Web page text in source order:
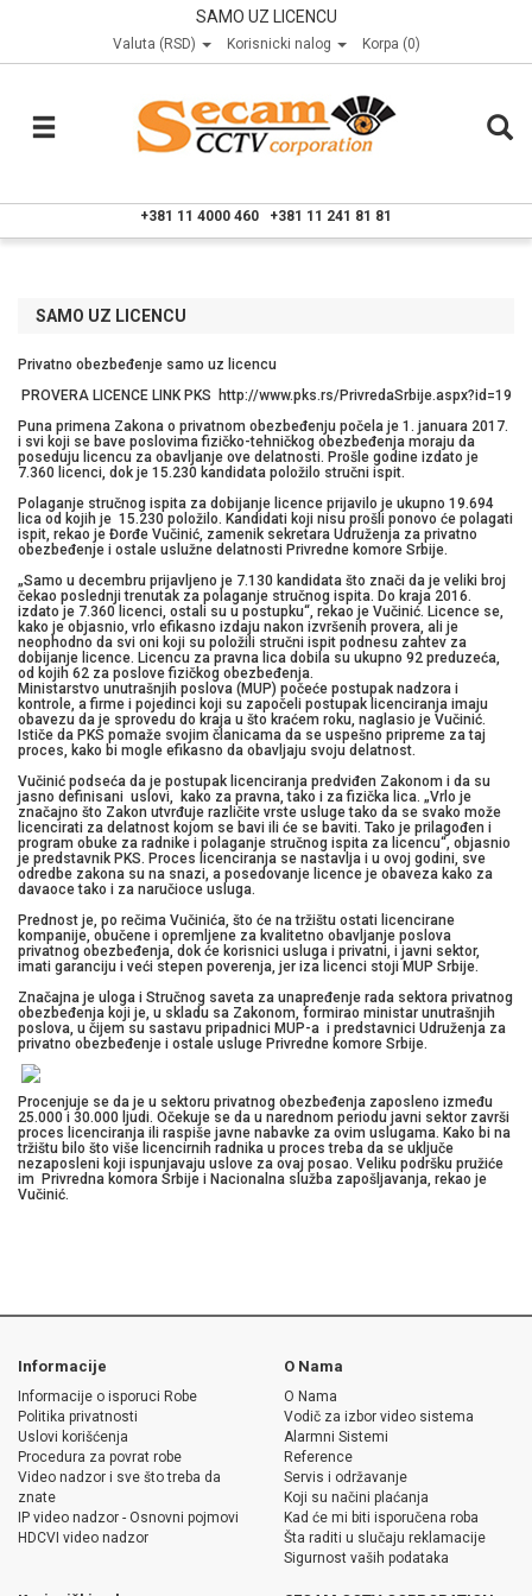
SAMO UZ LICENCU
Valuta (RSD) Korisnicki nalog Korpa (0)
+381 11 4000 460 +381 11 241 81 81
SAMO UZ LICENCU
Privatno obezbeđenje samo uz licencu
PROVERA LICENCE LINK PKS
http://www.pks.rs/PrivredaSrbije.aspx?id=19
Puna primena Zakona o privatnom obezbeđenju počela je 1. januara 2017.
i svi koji se bave poslovima fizičko-tehničkog obezbeđenja moraju da
poseduju licencu za obavljanje ove delatnosti. Prošle godine izdato je
7.360 licenci, dok je 15.230 kandidata položilo stručni ispit.
Polaganje stručnog ispita za dobijanje licence prijavilo je ukupno 19.694
lica od kojih je 15.230 položilo. Kandidati koji nisu prošli ponovo će polagati
ispit, rekao je Đorđe Vučinić, zamenik sekretara Udruženja za privatno
obezbeđenje i ostale uslužne delatnosti Privredne komore Srbije.
„Samo u decembru prijavljeno je 7.130 kandidata što znači da je veliki broj
čekao poslednji trenutak za polaganje stručnog ispita. Do kraja 2016.
izdato je 7.360 licenci, ostali su u postupku“, rekao je Vučinić. Licence se,
kako je objasnio, vrlo efikasno izdaju nakon izvršenih provera, ali je
neophodno da svi oni koji su položili stručni ispit podnesu zahtev za
dobijanje licence. Licencu za pravna lica dobila su ukupno 92 preduzeća,
od kojih 62 za poslove fizičkog obezbeđenja.
Ministarstvo unutrašnjih poslova (MUP) počeće postupak nadzora i
kontrole, a firme i pojedinci koji su započeli postupak licenciranja imaju
obavezu da je sprovedu do kraja u što kraćem roku, naglasio je Vučinić.
Ističe da PKS pomaže svojim članicama da se uspešno pripreme za taj
proces, kako bi mogle efikasno da obavljaju svoju delatnost.
Vučinić podseća da je postupak licenciranja predviđen Zakonom i da su
jasno definisani uslovi, kako za pravna, tako i za fizička lica. „Vrlo je
značajno što Zakon utvrđuje različite vrste usluge tako da se svako može
licencirati za delatnost kojom se bavi ili će se baviti. Tako je prilagođen i
program obuke za radnike i polaganje stručnog ispita za licencu“, objasnio
je predstavnik PKS. Proces licenciranja se nastavlja i u ovoj godini, sve
odredbe zakona su na snazi, a posedovanje licence je obaveza kako za
davaoce tako i za naručioce usluga.
Prednost je, po rečima Vučinića, što će na tržištu ostati licencirane
kompanije, obučene i opremljene za kvalitetno obavljanje poslova
privatnog obezbeđenja, dok će korisnici usluga i privatni, i javni sektor,
imati garanciju i veći stepen poverenja, jer iza licenci stoji MUP Srbije.
Značajna je uloga i Stručnog saveta za unapređenje rada sektora privatnog
obezbeđenja koji je, u skladu sa Zakonom, formirao ministar unutrašnjih
poslova, u čijem su sastavu pripadnici MUP-a i predstavnici Udruženja za
privatno obezbeđenje i ostale usluge Privredne komore Srbije.
Procenjuje se da je u sektoru privatnog obezbeđenja zaposleno između
25.000 i 30.000 ljudi. Očekuje se da u narednom periodu javni sektor završi
proces licenciranja ili raspiše javne nabavke za ovim uslugama. Kako bi na
tržištu bilo što više licencirnih radnika u proces treba da se uključe
nezaposleni koji ispunjavaju uslove za ovaj posao. Veliku podršku pružiće
im Privredna komora Srbije i Nacionalna služba zapošljavanja, rekao je
Vučinić.
Informacije
Informacije o isporuci Robe
Politika privatnosti
Uslovi korišćenja
Procedura za povrat robe
Video nadzor i sve što treba da
znate
IP video nadzor - Osnovni pojmovi
HDCVI video nadzor
O Nama
O Nama
Vodič za izbor video sistema
Alarmni Sistemi
Reference
Servis i održavanje
Koji su načini plaćanja
Kad će mi biti isporučena roba
Šta raditi u slučaju reklamacije
Sigurnost vaših podataka